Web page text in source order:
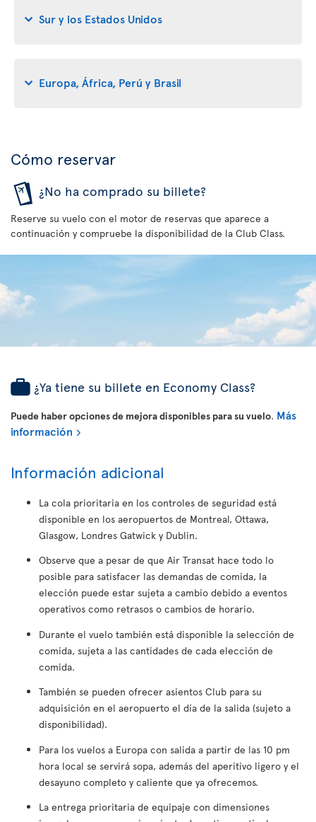
Sur y los Estados Unidos
Europa, África, Perú y Brasil
Cómo reservar
¿No ha comprado su billete?
Reserve su vuelo con el motor de reservas que aparece a
continuación y compruebe la disponibilidad de la Club Class.
¿Ya tiene su billete en Economy Class?
Puede haber opciones de mejora disponibles para su vuelo. Más
información
Información adicional
La cola prioritaria en los controles de seguridad está
disponible en los aeropuertos de Montreal, Ottawa,
Glasgow, Londres Gatwick y Dublin.
Observe que a pesar de que Air Transat hace todo lo
posible para satisfacer las demandas de comida, la
elección puede estar sujeta a cambio debido a eventos
operativos como retrasos o cambios de horario.
Durante el vuelo también está disponible la selección de
comida, sujeta a las cantidades de cada elección de
comida.
También se pueden ofrecer asientos Club para su
adquisición en el aeropuerto el día de la salida (sujeto a
disponibilidad).
Para los vuelos a Europa con salida a partir de las 10 pm
hora local se servirá sopa, además del aperitivo ligero y el
desayuno completo y caliente que ya ofrecemos.
La entrega prioritaria de equipaje con dimensiones